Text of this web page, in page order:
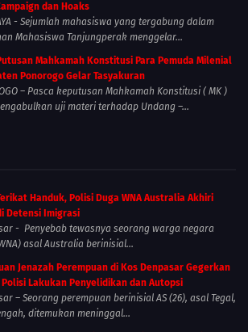
dan Hoaks
- Sejumlah mahasiswa yang tergabung dalam
Mahasiswa Tanjungperak menggelar...
Mahkamah Konstitusi Para Pemuda Milenial
Ponorogo Gelar Tasyakuran
– Pasca keputusan Mahkamah Konstitusi ( MK )
uji materi terhadap Undang –...
Handuk, Polisi Duga WNA Australia Akhiri
Detensi Imigrasi
- Penyebab tewasnya seorang warga negara
asal Australia berinisial...
Jenazah Perempuan di Kos Denpasar Gegerkan
Polisi Lakukan Penyelidikan dan Autopsi
– Seorang perempuan berinisial AS (26), asal Tegal,
ditemukan meninggal...